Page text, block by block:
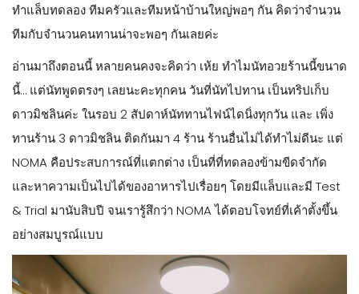
ทำแล็บทดลอง ทีมครัวและทีมหน้าบ้านใหญ่พอๆ กัน คิดว่าจำนวน
ทีมกับจำนวนคนทานน่าจะพอๆ กันเลยค่ะ
อ่านมาถึงตอนนี้ หลายคนคงจะคิดว่า เห้ย ทำไมนัทอวยร้านนี้ขนาด
นี้… แต่นัทพูดตรงๆ เลยนะคะทุกคน วันที่นัทไปทาน เป็นทริปเก็บ
ดาวมิชลินค่ะ ในรอบ 2 สัปดาห์นัททานไฟน์ไดนิ่งทุกวัน และ เพิ่ง
ทานร้าน 3 ดาวมิชลิน ติดกันมา 4 ร้าน ร้านอื่นไม่ได้ทำไม่ดีนะ แต่
NOMA คือประสบการณ์ที่แตกต่าง เป็นที่ที่ทดลองข้ามขีดจำกัด
และหาความเป็นไปได้ของอาหารไปเรื่อยๆ โดยมีแล็บและมี Test
& Trial มานับสิบปี จนเรารู้สึกว่า NOMA ได้ตอบโจทย์ที่เค้าตั้งขึ้น
อย่างสมบูรณ์แบบ